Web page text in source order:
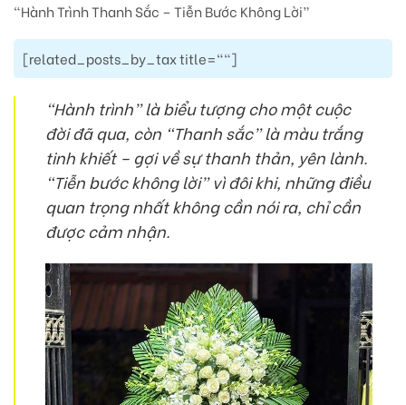
“Hành Trình Thanh Sắc – Tiễn Bước Không Lời”
[related_posts_by_tax title=""]
“Hành trình” là biểu tượng cho một cuộc
đời đã qua, còn “Thanh sắc” là màu trắng
tinh khiết – gợi về sự thanh thản, yên lành.
“Tiễn bước không lời” vì đôi khi, những điều
quan trọng nhất không cần nói ra, chỉ cần
được cảm nhận.